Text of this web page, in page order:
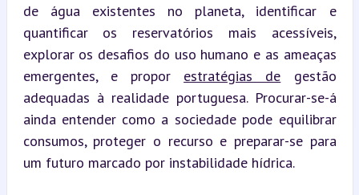
de água existentes no planeta, identificar e
quantificar os reservatórios mais acessíveis,
explorar os desafios do uso humano e as ameaças
emergentes, e propor estratégias de gestão
adequadas à realidade portuguesa. Procurar-se-á
ainda entender como a sociedade pode equilibrar
consumos, proteger o recurso e preparar-se para
um futuro marcado por instabilidade hídrica.